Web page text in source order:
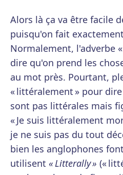
Alors là ça va être facile
puisqu'on fait
Normalement, l'adverbe
dire qu'on prend les
au mot près. Pourtant,
« littéralement » pour
sont pas littérales mais
« Je suis littéralement
je ne suis pas du tout
bien les anglophones
utilisent « Litterally » («